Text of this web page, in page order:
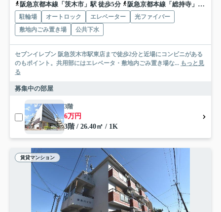
阪急京都本線「茨木市」駅 徒歩5分
阪急京都本線「総持寺」駅 徒歩18分
駐輪場 オートロック エレベーター
光ファイバー
敷地内ごみ置き場
公共下水
セブンイレブン 阪急茨木市駅東店まで徒歩2分と近場にコンビニがある
のもポイント。共用部にはエレベータ・敷地内ごみ置き場な... もっと見
る
募集中の部屋
3階
6万円
3階 / 26.40㎡ / 1K
賃貸マンション